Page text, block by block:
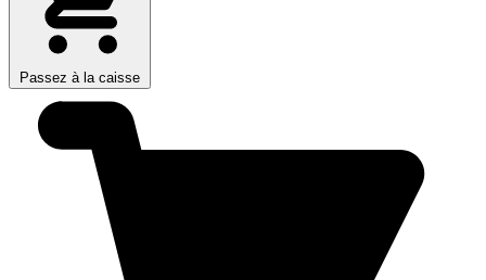
Passez à la caisse